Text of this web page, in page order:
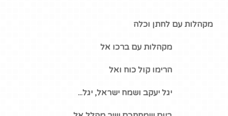
מקהלות עם לחתן וכלה
מקהלות עם ברכו אל
הרימו קול כוח ואל
יגל יעקב ושמח ישראל, יגל...